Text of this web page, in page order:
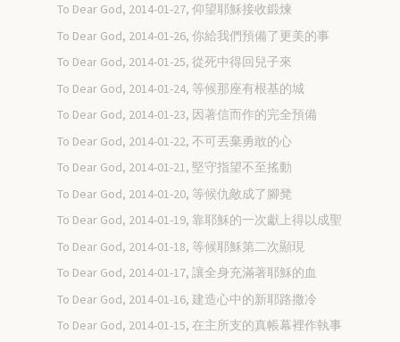
To Dear God, 2014-01-27, 仰望耶穌接收鍛煉
To Dear God, 2014-01-26, 你給我們預備了更美的事
To Dear God, 2014-01-25, 從死中得回兒子來
To Dear God, 2014-01-24, 等候那座有根基的城
To Dear God, 2014-01-23, 因著信而作的完全預備
To Dear God, 2014-01-22, 不可丟棄勇敢的心
To Dear God, 2014-01-21, 堅守指望不至搖動
To Dear God, 2014-01-20, 等候仇敵成了腳凳
To Dear God, 2014-01-19, 靠耶穌的一次獻上得以成聖
To Dear God, 2014-01-18, 等候耶穌第二次顯現
To Dear God, 2014-01-17, 讓全身充滿著耶穌的血
To Dear God, 2014-01-16, 建造心中的新耶路撒冷
To Dear God, 2014-01-15, 在主所支的真帳幕裡作執事